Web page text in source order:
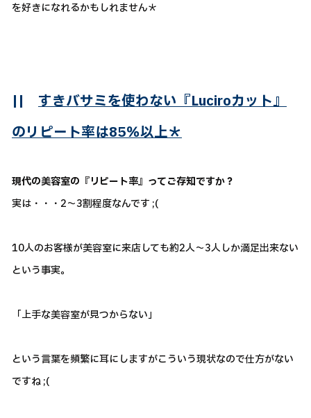
を好きになれるかもしれません＊
|| すきバサミを使わない『Luciroカット』
のリピート率は85％以上＊
現代の美容室の『リピート率』ってご存知ですか？
実は・・・2～3割程度なんです ;(
10人のお客様が美容室に来店しても約2人～3人しか満足出来ない
という事実。
「上手な美容室が見つからない」
という言葉を頻繁に耳にしますがこういう現状なので仕方がない
ですね ;(